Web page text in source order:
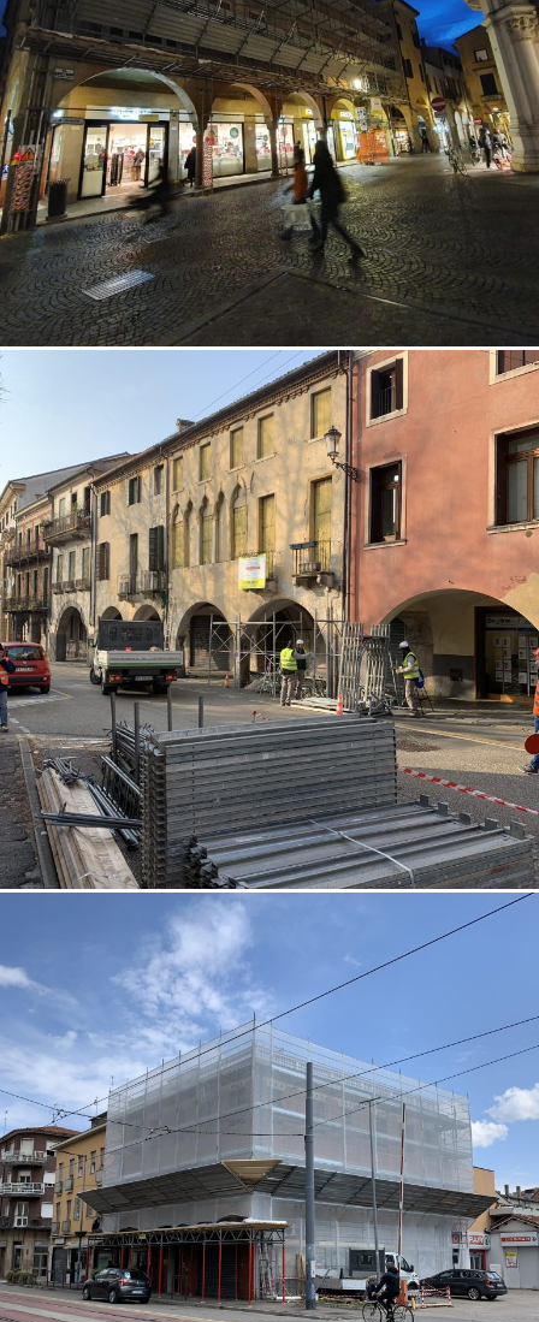
18/10/2022
Restauro facciata 05 Padova
18/10/2022
Restauro facciata 04 Padova
18/10/2022
Restauro facciata 03 Padova